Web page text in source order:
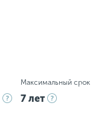
Максимальный срок
7 лет